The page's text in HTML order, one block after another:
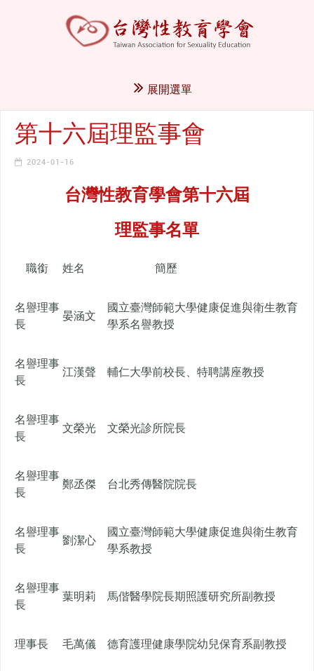
展開選單
第十六屆理監事會
2024-01-16
台灣性教育學會第十六屆
理監事名單
職銜 姓名 簡歷
名譽理事
長
晏涵文
國立臺灣師範大學健康促進與衛生教育
學系名譽教授
名譽理事
長
江漢聲 輔仁大學前校長、特聘講座教授
名譽理事
長
文榮光 文榮光診所院長
名譽理事
長
鄭丞傑 台北秀傳醫院院長
名譽理事
長
劉潔心
國立臺灣師範大學健康促進與衛生教育
學系教授
名譽理事
長
葉明莉 馬偕醫學院長期照護研究所副教授
理事長 毛萬儀 德育護理健康學院幼兒保育系副教授